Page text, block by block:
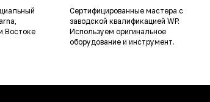
Востоке
Сертифицированные мастера с
заводской квалификацией WP.
Используем оригинальное
оборудование и инструмент.